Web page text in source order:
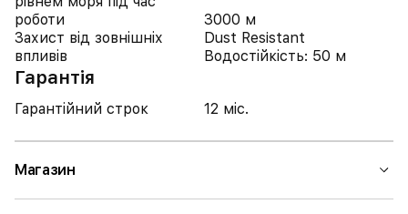
роботи
3000 м
Захист від зовнішніх
впливів
Dust Resistant
Водостійкість: 50 м
Гарантія
Гарантійний строк 12 міс.
Магазин